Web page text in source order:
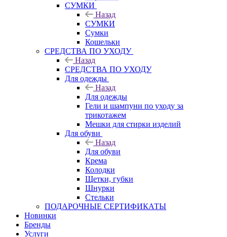
СУМКИ
Назад
СУМКИ
Сумки
Кошельки
CРЕДСТВА ПО УХОДУ
Назад
CРЕДСТВА ПО УХОДУ
Для одежды
Назад
Для одежды
Гели и шампуни по уходу за
трикотажем
Мешки для стирки изделий
Для обуви
Назад
Для обуви
Крема
Колодки
Щетки, губки
Шнурки
Стельки
ПОДАРОЧНЫЕ СЕРТИФИКАТЫ
Новинки
Бренды
Услуги